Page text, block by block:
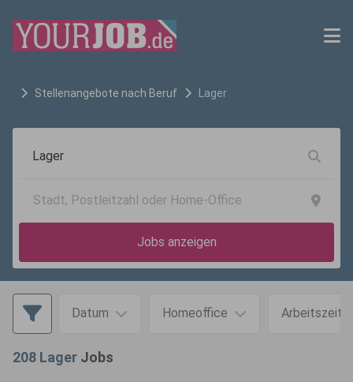
Stellenangebote nach Beruf Lager
Jobs anzeigen
Datum Homeoffice Arbeitszeit
208 Lager Jobs